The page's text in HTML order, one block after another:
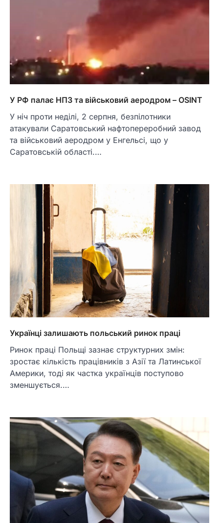
У РФ палає НПЗ та військовий аеродром – OSINT
У ніч проти неділі, 2 серпня, безпілотники
атакували Саратовський нафтопереробний завод
та військовий аеродром у Енгельсі, що у
Саратовській області.…
Українці залишають польський ринок праці
Ринок праці Польщі зазнає структурних змін:
зростає кількість працівників з Азії та Латинської
Америки, тоді як частка українців поступово
зменшується.…